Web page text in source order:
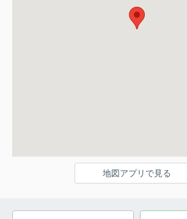
地図アプリで見る